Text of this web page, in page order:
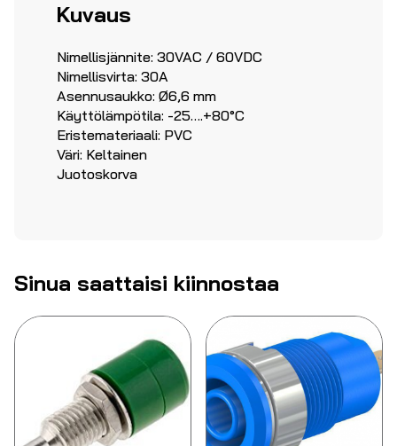
Kuvaus
Nimellisjännite: 30VAC / 60VDC
Nimellisvirta: 30A
Asennusaukko: Ø6,6 mm
Käyttölämpötila: -25….+80°C
Eristemateriaali: PVC
Väri: Keltainen
Juotoskorva
Sinua saattaisi kiinnostaa